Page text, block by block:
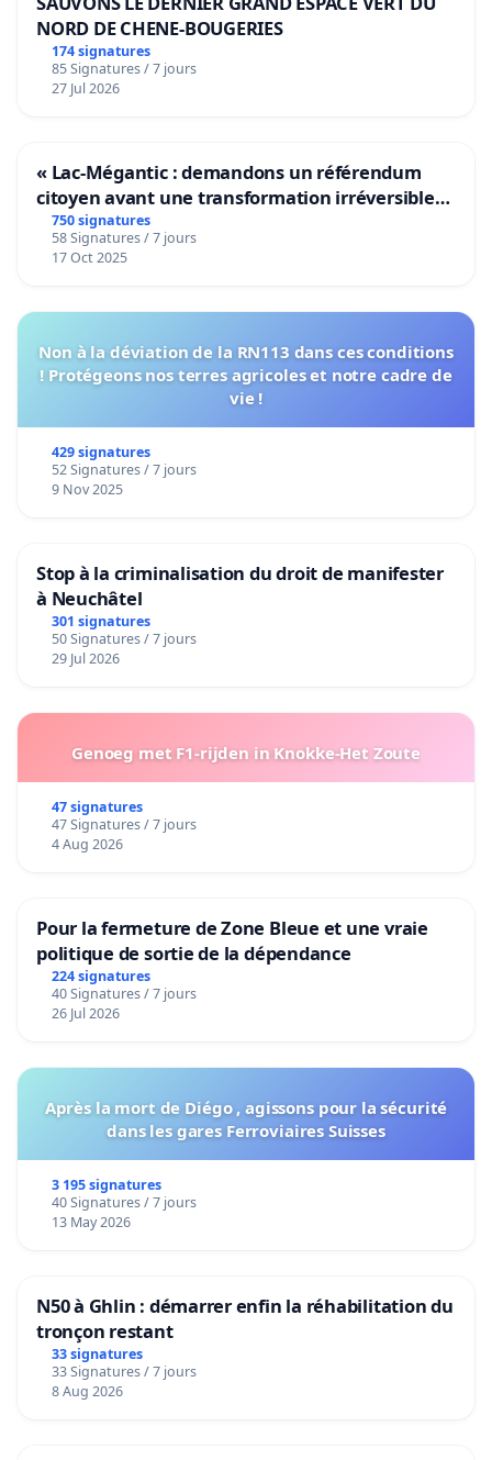
NORD DE CHENE-BOUGERIES
174 signatures
85 Signatures / 7 jours
27 Jul 2026
« Lac-Mégantic : demandons un référendum
citoyen avant une transformation irréversible
de notre territoire »
750 signatures
58 Signatures / 7 jours
17 Oct 2025
Non à la déviation de la RN113 dans ces conditions
! Protégeons nos terres agricoles et notre cadre de
vie !
429 signatures
52 Signatures / 7 jours
9 Nov 2025
Stop à la criminalisation du droit de manifester
à Neuchâtel
301 signatures
50 Signatures / 7 jours
29 Jul 2026
Genoeg met F1-rijden in Knokke-Het Zoute
47 signatures
47 Signatures / 7 jours
4 Aug 2026
Pour la fermeture de Zone Bleue et une vraie
politique de sortie de la dépendance
224 signatures
40 Signatures / 7 jours
26 Jul 2026
Après la mort de Diégo , agissons pour la sécurité
dans les gares Ferroviaires Suisses
3 195 signatures
40 Signatures / 7 jours
13 May 2026
N50 à Ghlin : démarrer enfin la réhabilitation du
tronçon restant
33 signatures
33 Signatures / 7 jours
8 Aug 2026